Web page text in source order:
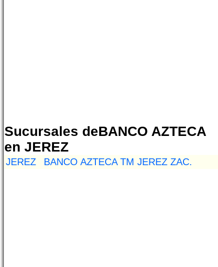
Sucursales deBANCO AZTECA
en JEREZ
JEREZ BANCO AZTECA TM JEREZ ZAC.